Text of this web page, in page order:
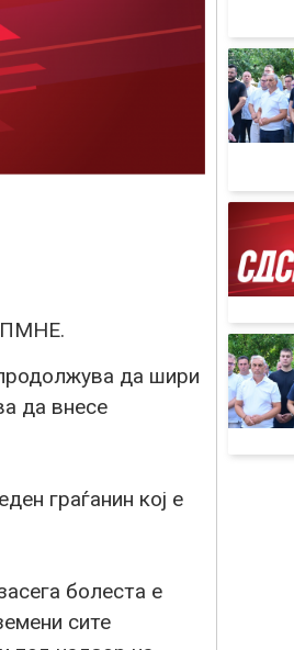
да шири
да внесе
граѓанин кој е
болеста е
сите